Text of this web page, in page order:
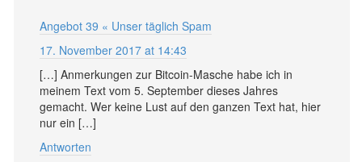
Angebot 39 « Unser täglich Spam
17. November 2017 at 14:43
[…] Anmerkungen zur Bitcoin-Masche habe ich in
meinem Text vom 5. September dieses Jahres
gemacht. Wer keine Lust auf den ganzen Text hat, hier
nur ein […]
Antworten